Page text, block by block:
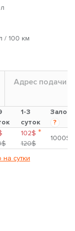
/ 100 км
Адрес подачи
1-3
суток
Залог
?
102$ *
120$
1000$
сутки